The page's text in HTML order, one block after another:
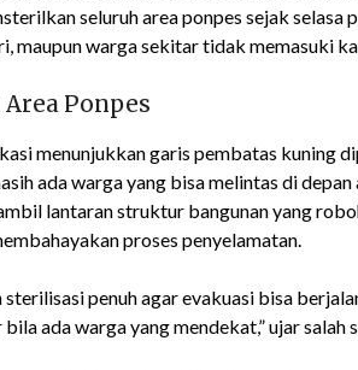
seluruh area ponpes sejak
maupun warga sekitar tidak memasuki
Ponpes
menunjukkan garis pembatas kuning
ada warga yang bisa melintas di
lantaran struktur bangunan yang
proses penyelamatan.
sterilisasi penuh agar evakuasi bisa
ada warga yang mendekat,” ujar salah